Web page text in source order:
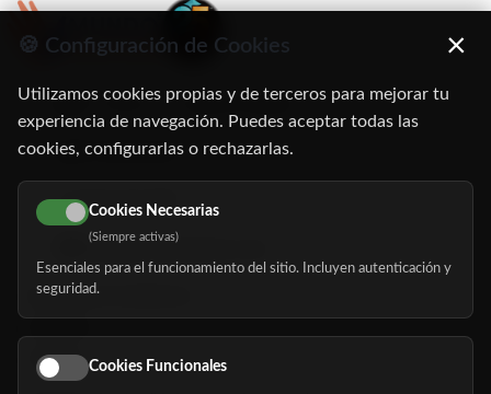
C/ Oruro, 11. 28016 Madrid
91 345 06 26
616 113 103
hola@mundomayor.com
Buscador de residencias
Eventos
🍪 Configuración de Cookies ×
Utilizamos cookies propias y de terceros para mejorar tu
experiencia de navegación. Puedes aceptar todas las
cookies, configurarlas o rechazarlas.
Cookies Necesarias
(Siempre activas)
Esenciales para el funcionamiento del sitio. Incluyen autenticación y
seguridad.
Cookies Funcionales